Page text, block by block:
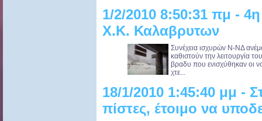
1/2/2010 8:50:31 πμ -
Χ.Κ. Καλαβρυτων
Συνέχεια ισχυρών Ν-ΝΔ
καθιστούν την λειτουργία
βραδυ που ενισχύθηκαν οι
χτε...
18/1/2010 1:45:40 μμ -
πίστες, έτοιμο να